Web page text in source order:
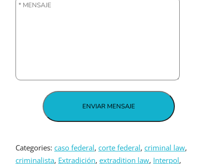
Categories: caso federal, corte federal, criminal law
criminalista, Extradición, extradition law, Interpol